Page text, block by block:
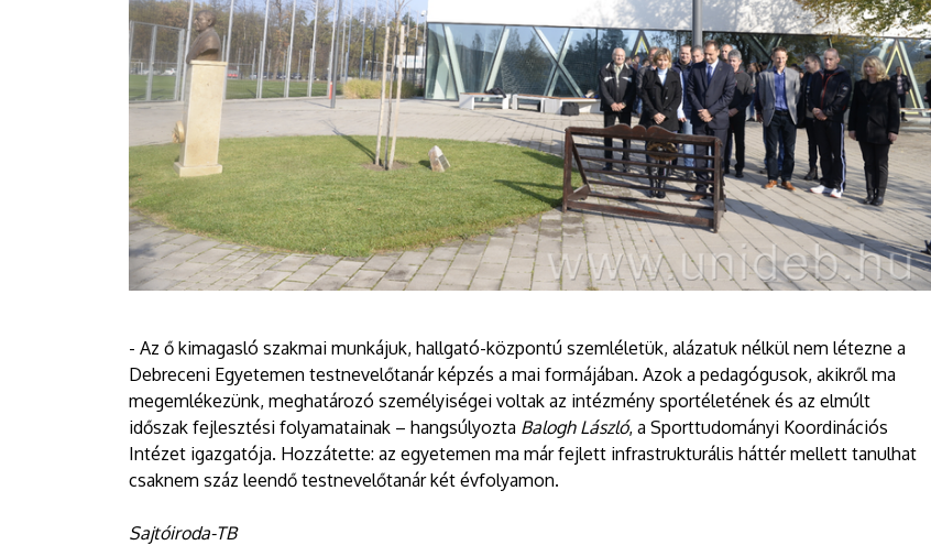
- Az ő kimagasló szakmai munkájuk, hallgató-központú szemléletük, alázatuk nélkül nem létezne a
Debreceni Egyetemen testnevelőtanár képzés a mai formájában. Azok a pedagógusok, akikről ma
megemlékezünk, meghatározó személyiségei voltak az intézmény sportéletének és az elmúlt
időszak fejlesztési folyamatainak – hangsúlyozta Balogh László, a Sporttudományi Koordinációs
Intézet igazgatója. Hozzátette: az egyetemen ma már fejlett infrastrukturális háttér mellett tanulhat
csaknem száz leendő testnevelőtanár két évfolyamon.
Sajtóiroda-TB